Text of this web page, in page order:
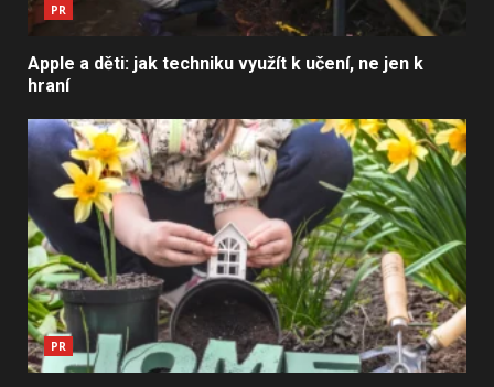
PR
Apple a děti: jak techniku využít k učení, ne jen k
hraní
PR